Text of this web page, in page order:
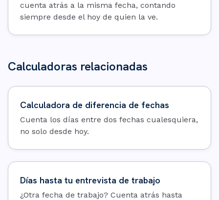
cuenta atrás a la misma fecha, contando
siempre desde el hoy de quien la ve.
Calculadoras relacionadas
Calculadora de diferencia de fechas
Cuenta los días entre dos fechas cualesquiera,
no solo desde hoy.
Días hasta tu entrevista de trabajo
¿Otra fecha de trabajo? Cuenta atrás hasta